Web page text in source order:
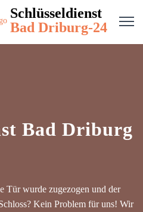
Schlüsseldienst
Bad Driburg-24
Bad Driburg
Tür wurde zugezogen und der
Kein Problem für uns! Wir